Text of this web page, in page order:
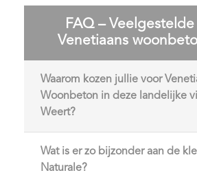
FAQ –
Venetiaans
Waarom kozen jullie voor
Woonbeton in deze landelijke
Weert?
Wat is er zo bijzonder aan de
Naturale?